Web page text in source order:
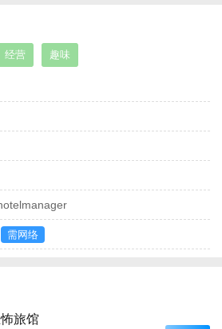
经营 趣味
需网络
旅馆